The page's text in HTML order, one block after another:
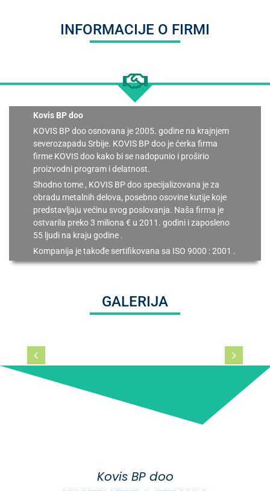
INFORMACIJE O FIRMI
Kovis BP doo
KOVIS BP doo osnovana je 2005. godine na krajnjem
severozapadu Srbije. KOVIS BP doo je ćerka firma
firme KOVIS doo kako bi se nadopunio i proširio
proizvodni program i delatnost.
Shodno tome , KOVIS BP doo specijalizovana je za
obradu metalnih delova, posebno osovine kutije koje
predstavljaju većinu svog poslovanja. Naša firma je
ostvarila preko 3 miliona € u 2011. godini i zaposleno
55 ljudi na kraju godine .
Kompanija je takođe sertifikovana sa ISO 9000 : 2001 .
GALERIJA
Kovis BP doo